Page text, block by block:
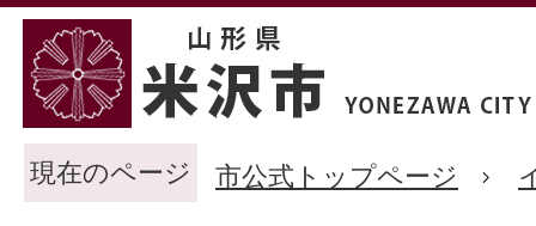
現在のページ 市公式トップページ